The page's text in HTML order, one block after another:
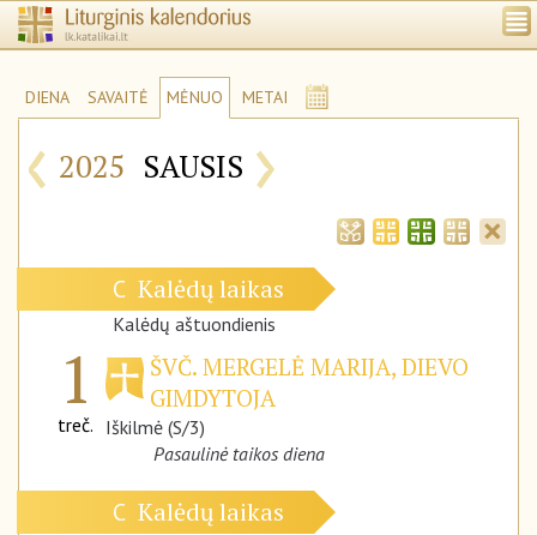
DIENA SAVAITĖ MĖNUO METAI
‹ 2025 SAUSIS ›
C Kalėdų laikas
Kalėdų aštuondienis
1
treč.
ŠVČ. MERGELĖ MARIJA, DIEVO
GIMDYTOJA
Iškilmė (S/3)
Pasaulinė taikos diena
C Kalėdų laikas